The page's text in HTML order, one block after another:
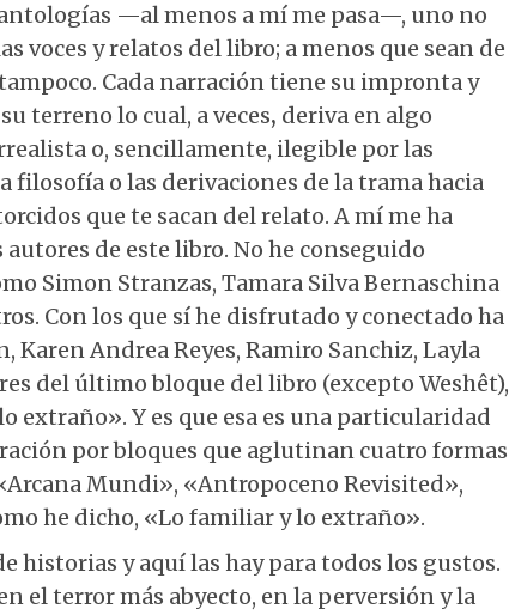
—al menos a mí me pasa—, uno no
voces y relatos del libro; a menos que sean de
Cada narración tiene su impronta y
terreno lo cual, a veces, deriva en algo
o, sencillamente, ilegible por las
filosofía o las derivaciones de la trama hacia
que te sacan del relato. A mí me ha
de este libro. No he conseguido
Simon Stranzas, Tamara Silva Bernaschina
Con los que sí he disfrutado y conectado ha
Karen Andrea Reyes, Ramiro Sanchiz, Layla
del último bloque del libro (excepto Weshêt),
extraño». Y es que esa es una particularidad
por bloques que aglutinan cuatro formas
Mundi», «Antropoceno Revisited»,
he dicho, «Lo familiar y lo extraño».
historias y aquí las hay para todos los gustos.
el terror más abyecto, en la perversión y la